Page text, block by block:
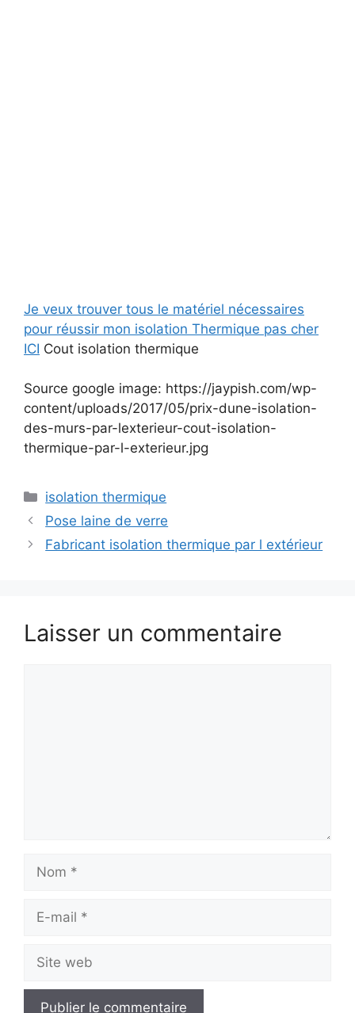
Je veux trouver tous le matériel nécessaires
pour réussir mon isolation Thermique pas cher
ICI Cout isolation thermique
Source google image: https://jaypish.com/wp-
content/uploads/2017/05/prix-dune-isolation-
des-murs-par-lexterieur-cout-isolation-
thermique-par-l-exterieur.jpg
Catégories
isolation thermique
Pose laine de verre
Fabricant isolation thermique par l extérieur
Laisser un commentaire
mail
web